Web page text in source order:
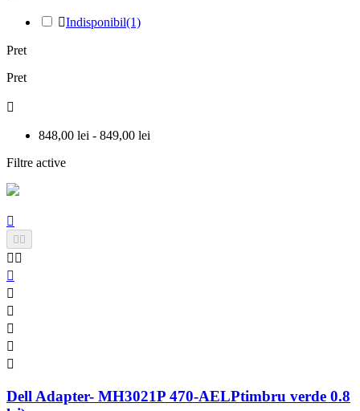
Indisponibil(1)
Pret
Pret

848,00 lei - 849,00 lei
Filtre active

 
 






Dell Adapter- MH3021P 470-AELPtimbru verde 0.8